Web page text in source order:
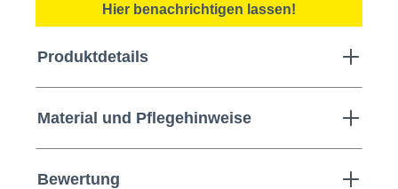
Hier benachrichtigen lassen!
Produktdetails
Material und Pflegehinweise
Bewertung